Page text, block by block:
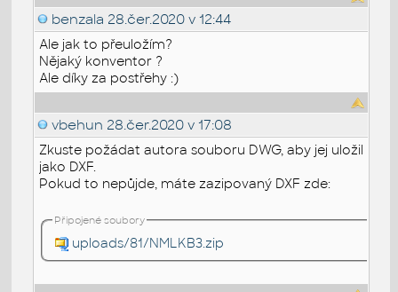
benzala 28.čer.2020 v 12:44
Ale jak to přeuložím?
Nějaký konventor ?
Ale díky za postřehy :)
vbehun 28.čer.2020 v 17:08
Zkuste požádat autora souboru DWG, aby jej uložil
jako DXF.
Pokud to nepůjde, máte zazipovaný DXF zde:
Připojené soubory
uploads/81/NMLKB3.zip